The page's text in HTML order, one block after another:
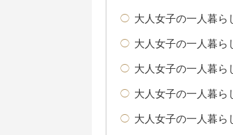
大人女子の一人暮ら
大人女子の一人暮ら
大人女子の一人暮ら
大人女子の一人暮ら
大人女子の一人暮ら